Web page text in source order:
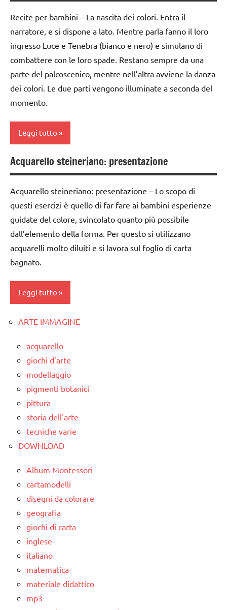
DIDATTICA
WALDORF
Italia
TUTTI GLI
ARGOMENTI
PER ETA'
ARTICOLI
IMMAGINE
Waldorf
classe
1a
da 0
dai
3 ai
6
GUIDA
DIDATTICA
LINGUAGGIO
PEDAGOGIE
Steiner
TUTTI GLI
PER ETA'
TUTTI GLI
ARTICOLI
Recite per bambini – La nascita dei colori. Entra il
narratore, e si dispone a lato. Mentre parla fanno il loro
ingresso Luce e Tenebra (bianco e nero) e simulano di
combattere con le loro spade. Restano sempre da una
parte del palcoscenico, mentre nell’altra avviene la danza
dei colori. Le due parti vengono illuminate a seconda del
momento.
Leggi tutto
arte
Waldorf
classe
1a
2a
6
anni
DIDATTICA
LINGUAGGIO
recite
TUTTI GLI
ARGOMENTI
PER ETA'
ARTICOLI
Acquarello steineriano: presentazione
Acquarello steineriano: presentazione – Lo scopo di
questi esercizi è quello di far fare ai bambini esperienze
guidate del colore, svincolato quanto più possibile
dall’elemento della forma. Per questo si utilizzano
acquarelli molto diluiti e si lavora sul foglio di carta
bagnato.
Leggi tutto
acquarello
ARTE
arte
Waldorf
classe
1a
classe
2a
da 0
dai
3 ai
GUIDA
DIDATTICA
ARTE IMMAGINE
acquarello
giochi d'arte
modellaggio
pigmenti botanici
pittura
storia dell'arte
tecniche varie
DOWNLOAD
Album Montessori
cartamodelli
disegni da colorare
geografia
giochi di carta
inglese
italiano
matematica
materiale didattico
mp3